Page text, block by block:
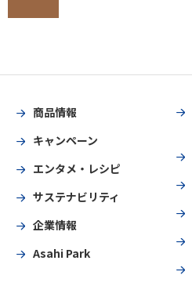
商品情報
キャンペーン
エンタメ・レシピ
サステナビリティ
企業情報
Asahi Park